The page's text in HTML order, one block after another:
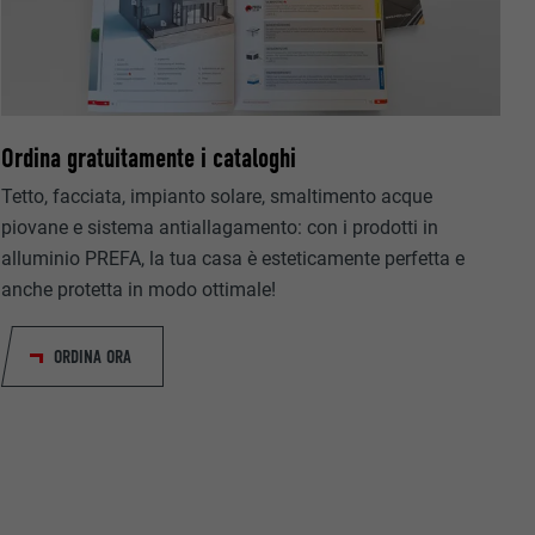
Ordina gratuitamente i cataloghi
Tetto, facciata, impianto solare, smaltimento acque
piovane e sistema antiallagamento: con i prodotti in
alluminio PREFA, la tua casa è esteticamente perfetta e
anche protetta in modo ottimale!
ORDINA ORA
agli